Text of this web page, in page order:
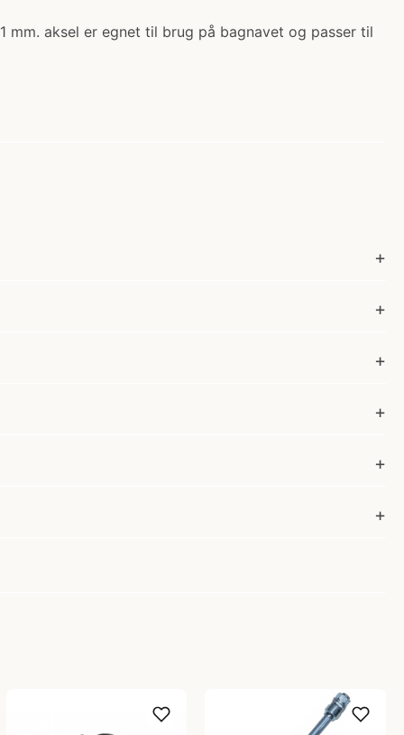
mm. aksel er egnet til brug på bagnavet og passer til